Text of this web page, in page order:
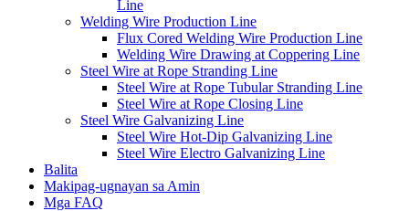
Line
Welding Wire Production Line
Flux Cored Welding Wire Production Line
Welding Wire Drawing at Coppering Line
Steel Wire at Rope Stranding Line
Steel Wire at Rope Tubular Stranding Line
Steel Wire at Rope Closing Line
Steel Wire Galvanizing Line
Steel Wire Hot-Dip Galvanizing Line
Steel Wire Electro Galvanizing Line
Balita
Makipag-ugnayan sa Amin
Mga FAQ